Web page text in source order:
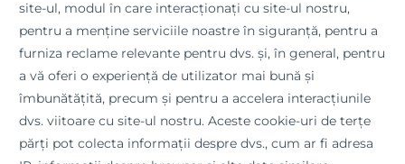
site-ul, modul în care interacționați cu site-ul nostru,
pentru a menține serviciile noastre în siguranță, pentru a
furniza reclame relevante pentru dvs. și, în general, pentru
a vă oferi o experiență de utilizator mai bună și
îmbunătățită, precum și pentru a accelera interacțiunile
dvs. viitoare cu site-ul nostru. Aceste cookie-uri de terțe
părți pot colecta informații despre dvs., cum ar fi adresa